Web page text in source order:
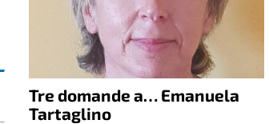
Tre domande a… Emanuela
Tartaglino